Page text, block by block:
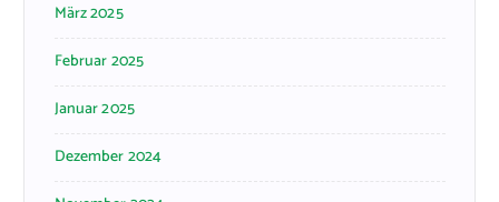
März 2025
Februar 2025
Januar 2025
Dezember 2024